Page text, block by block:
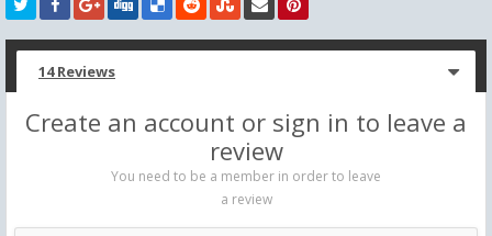
14 Reviews
Create an account or sign in to leave a
review
You need to be a member in order to leave
a review